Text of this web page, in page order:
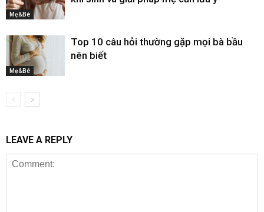
Mẹ&Bé
Mẹ&Bé
Top 10 câu hỏi thường gặp mọi bà bầu
nên biết
LEAVE A REPLY